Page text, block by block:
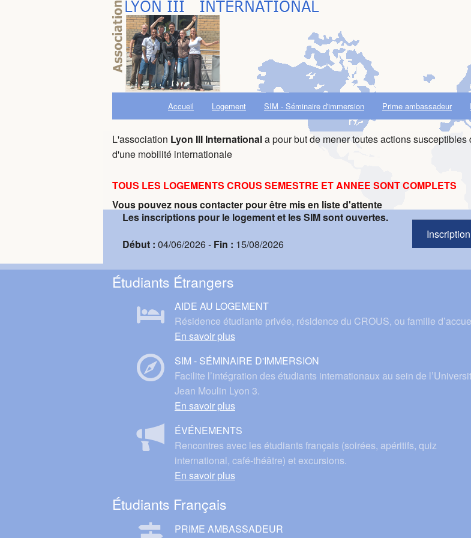
Accueil Logement SIM - Séminaire d'immersion Prime ambassadeur
L'association Lyon III Internationala pour but de mener toutes actions
d'une mobilité internationale
TOUS LES LOGEMENTS CROUS SEMESTRE ET ANNEE SONT COMPLETS
Vous pouvez nous contacter pour être mis en liste d'attente
Les inscriptions pour le logement et les SIM sont ouvertes.
Début : 04/06/2026 - Fin : 15/08/2026
Inscription
Étudiants Étrangers
AIDE AU LOGEMENT
Résidence étudiante privée, résidence du CROUS, ou famille
En savoir plus
SIM - SÉMINAIRE D'IMMERSION
Facilite l’intégration des étudiants internationaux au sein de
Jean Moulin Lyon 3.
En savoir plus
ÉVÉNEMENTS
Rencontres avec les étudiants français (soirées, apéritifs, quiz
international, café-théâtre) et excursions.
En savoir plus
Étudiants Français
PRIME AMBASSADEUR